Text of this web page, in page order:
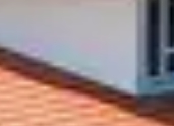
Hors saison, les plages de
découvre différemment, au
deviennent de véritables
SAISONS